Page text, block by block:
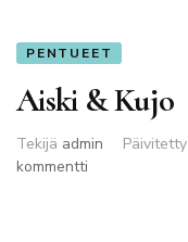
PENTUEET
Aiski & Kujo
Tekijä admin Päivitetty
kommentti